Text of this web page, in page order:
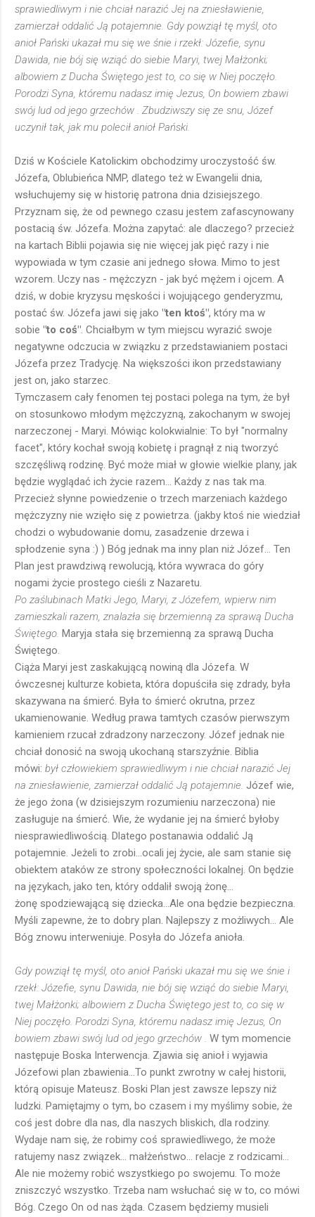
sprawiedliwym i nie chciał narazić Jej na zniesławienie,
zamierzał oddalić Ją potajemnie. Gdy powziął tę myśl, oto
anioł Pański ukazał mu się we śnie i rzekł: Józefie, synu
Dawida, nie bój się wziąć do siebie Maryi, twej Małżonki;
albowiem z Ducha Świętego jest to, co się w Niej poczęło.
Porodzi Syna, któremu nadasz imię Jezus, On bowiem zbawi
swój lud od jego grzechów . Zbudziwszy się ze snu, Józef
uczynił tak, jak mu polecił anioł Pański.
Dziś w Kościele Katolickim obchodzimy uroczystość św.
Józefa, Oblubieńca NMP, dlatego też w Ewangelii dnia,
wsłuchujemy się w historię patrona dnia dzisiejszego.
Przyznam się, że od pewnego czasu jestem zafascynowany
postacią św. Józefa. Można zapytać: ale dlaczego? przecież
na kartach Biblii pojawia się nie więcej jak pięć razy i nie
wypowiada w tym czasie ani jednego słowa. Mimo to jest
wzorem. Uczy nas - mężczyzn - jak być mężem i ojcem. A
dziś, w dobie kryzysu męskości i wojującego genderyzmu,
postać św. Józefa jawi się jako "ten ktoś", który ma w
sobie "to coś". Chciałbym w tym miejscu wyrazić swoje
negatywne odczucia w związku z przedstawianiem postaci
Józefa przez Tradycję. Na większości ikon przedstawiany
jest on, jako starzec.
Tymczasem cały fenomen tej postaci polega na tym, że był
on stosunkowo młodym mężczyzną, zakochanym w swojej
narzeczonej - Maryi. Mówiąc kolokwialnie: To był "normalny
facet", który kochał swoją kobietę i pragnął z nią tworzyć
szczęśliwą rodzinę. Być może miał w głowie wielkie plany, jak
będzie wyglądać ich życie razem... Każdy z nas tak ma.
Przecież słynne powiedzenie o trzech marzeniach każdego
mężczyzny nie wzięło się z powietrza. (jakby ktoś nie wiedział
chodzi o wybudowanie domu, zasadzenie drzewa i
spłodzenie syna :) ) Bóg jednak ma inny plan niż Józef... Ten
Plan jest prawdziwą rewolucją, która wywraca do góry
nogami życie prostego cieśli z Nazaretu.
Po zaślubinach Matki Jego, Maryi, z Józefem, wpierw nim
zamieszkali razem, znalazła się brzemienną za sprawą Ducha
Świętego. Maryja stała się brzemienną za sprawą Ducha
Świętego.
Ciąża Maryi jest zaskakującą nowiną dla Józefa. W
ówczesnej kulturze kobieta, która dopuściła się zdrady, była
skazywana na śmierć. Była to śmierć okrutna, przez
ukamienowanie. Według prawa tamtych czasów pierwszym
kamieniem rzucał zdradzony narzeczony. Józef jednak nie
chciał donosić na swoją ukochaną starszyźnie. Biblia
mówi: był człowiekiem sprawiedliwym i nie chciał narazić Jej
na zniesławienie, zamierzał oddalić Ją potajemnie. Józef wie,
że jego żona (w dzisiejszym rozumieniu narzeczona) nie
zasługuje na śmierć. Wie, że wydanie jej na śmierć byłoby
niesprawiedliwością. Dlatego postanawia oddalić Ją
potajemnie. Jeżeli to zrobi...ocali jej życie, ale sam stanie się
obiektem ataków ze strony społeczności lokalnej. On będzie
na językach, jako ten, który oddalił swoją żonę...
żonę spodziewającą się dziecka...Ale ona będzie bezpieczna.
Myśli zapewne, że to dobry plan. Najlepszy z możliwych... Ale
Bóg znowu interweniuje. Posyła do Józefa anioła.
Gdy powziął tę myśl, oto anioł Pański ukazał mu się we śnie i
rzekł: Józefie, synu Dawida, nie bój się wziąć do siebie Maryi,
twej Małżonki; albowiem z Ducha Świętego jest to, co się w
Niej poczęło. Porodzi Syna, któremu nadasz imię Jezus, On
bowiem zbawi swój lud od jego grzechów . W tym momencie
następuje Boska Interwencja. Zjawia się anioł i wyjawia
Józefowi plan zbawienia...To punkt zwrotny w całej historii,
którą opisuje Mateusz. Boski Plan jest zawsze lepszy niż
ludzki. Pamiętajmy o tym, bo czasem i my myślimy sobie, że
coś jest dobre dla nas, dla naszych bliskich, dla rodziny.
Wydaje nam się, że robimy coś sprawiedliwego, że może
ratujemy nasz związek... małżeństwo... relacje z rodzicami...
Ale nie możemy robić wszystkiego po swojemu. To może
zniszczyć wszystko. Trzeba nam wsłuchać się w to, co mówi
Bóg. Czego On od nas żąda. Czasem będziemy musieli